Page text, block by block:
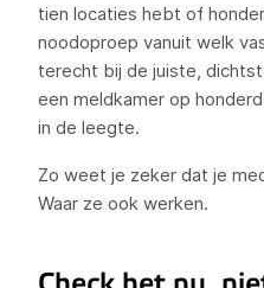
tien locaties hebt of
noodoproep vanuit welk
terecht bij de juiste,
een meldkamer op
in de leegte.
Zo weet je zeker dat je
Waar ze ook werken.